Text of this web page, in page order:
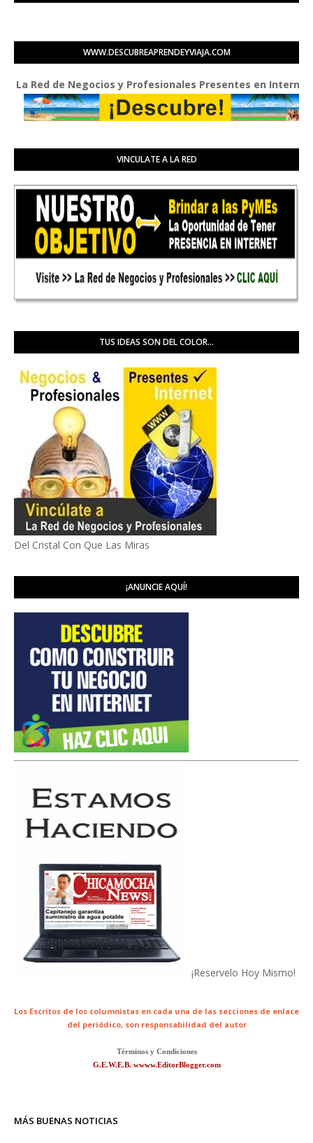
WWW.DESCUBREAPRENDEYVIAJA.COM
de Negocios y Profesionales Presentes en Internet
VINCULATE A LA RED
TUS IDEAS SON DEL COLOR...
Del Cristal Con Que Las Miras
¡ANUNCIE AQUÍ!
¡Reservelo Hoy Mismo!
Los Escritos de los columnistas en cada una de las secciones de enlace
del periódico, son responsabilidad del autor
Términos y Condiciones
G.E.W.E.B. wwww.EditorBlogger.com
MÁS BUENAS NOTICIAS